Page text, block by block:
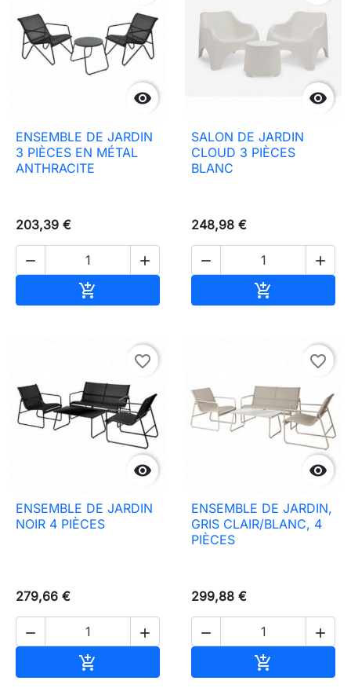

ENSEMBLE DE JARDIN
3 PIÈCES EN MÉTAL
ANTHRACITE
203,39 €
 


SALON DE JARDIN
CLOUD 3 PIÈCES
BLANC
248,98 €
 


favorite_border
ENSEMBLE DE JARDIN
NOIR 4 PIÈCES
279,66 €
 


favorite_border
ENSEMBLE DE JARDIN,
GRIS CLAIR/BLANC, 4
PIÈCES
299,88 €
 
